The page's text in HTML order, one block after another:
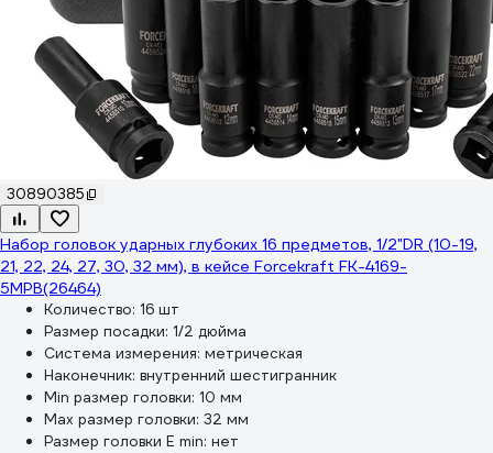
30890385
Набор головок ударных глубоких 16 предметов, 1/2"DR (10-19,
21, 22, 24, 27, 30, 32 мм), в кейсе Forcekraft FK-4169-
5MPB(26464)
Количество: 16 шт
Размер посадки: 1/2 дюйма
Система измерения: метрическая
Наконечник: внутренний шестигранник
Min размер головки: 10 мм
Max размер головки: 32 мм
Размер головки E min: нет